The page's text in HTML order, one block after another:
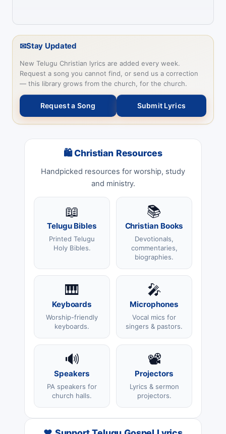
✉Stay Updated
New Telugu Christian lyrics are added every week.
Request a song you cannot find, or send us a correction
— this library grows from the church, for the church.
Request a Song Submit Lyrics
🛍 Christian Resources
Handpicked resources for worship, study
and ministry.
📖
Telugu Bibles
Printed Telugu
Holy Bibles.
📚
Christian Books
Devotionals,
commentaries,
biographies.
🎹
Keyboards
Worship-friendly
keyboards.
🎤
Microphones
Vocal mics for
singers & pastors.
🔊
Speakers
PA speakers for
church halls.
📽️
Projectors
Lyrics & sermon
projectors.